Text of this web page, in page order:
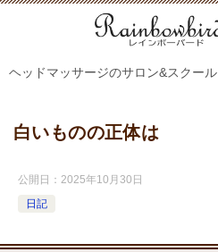
ヘッドマッサージのサロン&スクール
白いものの正体は
公開日： 2025年10月30日
日記